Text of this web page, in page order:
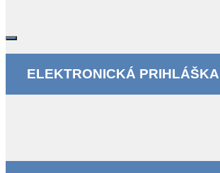
ELEKTRONICKÁ PRIHLÁŠKA